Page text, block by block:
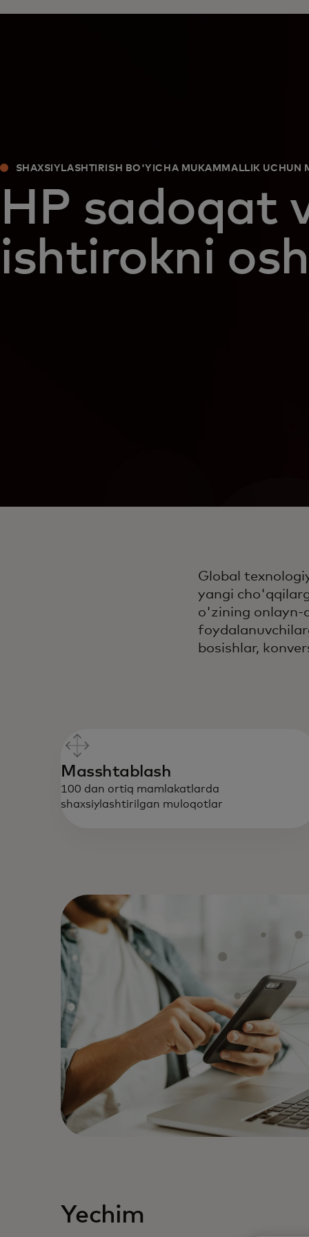
SHAXSIYLASHTIRISH BO'YICHA MUKAMMALLIK UCHUN
HP sadoqat
ishtirokni
Global
yangi
o'zining onlayn-
bosishlar,
Masshtablash
100 dan ortiq mamlakatlarda
shaxsiylashtirilgan muloqotlar
Yechim